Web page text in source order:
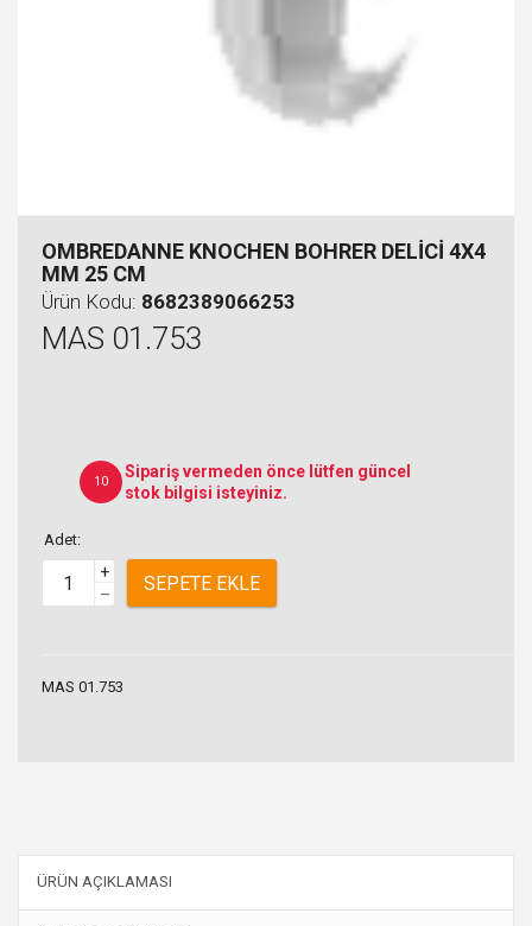
OMBREDANNE KNOCHEN BOHRER DELİCİ 4X4
MM 25 CM
Ürün Kodu: 8682389066253
MAS 01.753
10
Sipariş vermeden önce lütfen güncel
stok bilgisi isteyiniz.
Adet:
+
–
SEPETE EKLE
MAS 01.753
ÜRÜN AÇIKLAMASI